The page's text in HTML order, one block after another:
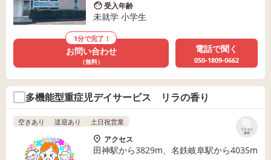
受入年齢
未就学 小学生
1分で完了！
お問い合わせ
（無料）
電話で聞く
050-1809-0662
多機能型重症児デイサービス リラの香り
リストに
保存
空きあり 送迎あり 土日祝営業
アクセス
田神駅から3829m、名鉄岐阜駅から4035m